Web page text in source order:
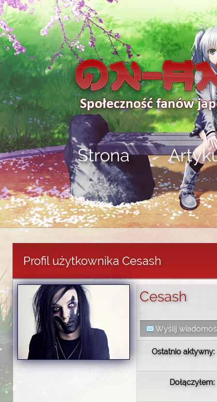
Strona
Profil użytkownika Cesash
Cesash
Wyślij
Ostatnio aktywny:
Dołączyłem: